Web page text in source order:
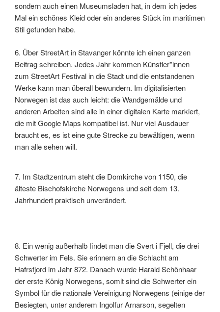
sondern auch einen Museumsladen hat, in dem ich jedes
Mal ein schönes Kleid oder ein anderes Stück im maritimen
Stil gefunden habe.
6. Über StreetArt in Stavanger könnte ich einen ganzen
Beitrag schreiben. Jedes Jahr kommen Künstler*innen
zum StreetArt Festival in die Stadt und die entstandenen
Werke kann man überall bewundern. Im digitalisierten
Norwegen ist das auch leicht: die Wandgemälde und
anderen Arbeiten sind alle in einer digitalen Karte markiert,
die mit Google Maps kompatibel ist. Nur viel Ausdauer
braucht es, es ist eine gute Strecke zu bewältigen, wenn
man alle sehen will.
7. Im Stadtzentrum steht die Domkirche von 1150, die
älteste Bischofskirche Norwegens und seit dem 13.
Jahrhundert praktisch unverändert.
8. Ein wenig außerhalb findet man die Svert i Fjell, die drei
Schwerter im Fels. Sie erinnern an die Schlacht am
Hafrsfjord im Jahr 872. Danach wurde Harald Schönhaar
der erste König Norwegens, somit sind die Schwerter ein
Symbol für die nationale Vereinigung Norwegens (einige der
Besiegten, unter anderem Ingolfur Arnarson, segelten